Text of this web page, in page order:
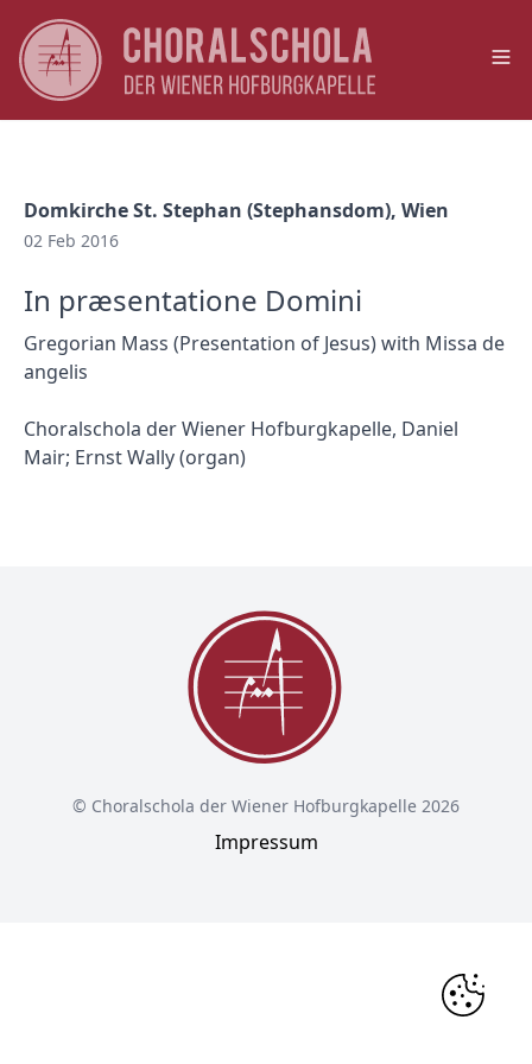
Domkirche St. Stephan (Stephansdom), Wien
02 Feb 2016
In præsentatione Domini
Gregorian Mass (Presentation of Jesus) with Missa de
angelis
Choralschola der Wiener Hofburgkapelle, Daniel
Mair; Ernst Wally (organ)
© Choralschola der Wiener Hofburgkapelle 2026
Impressum